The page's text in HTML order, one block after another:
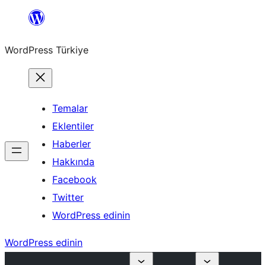
İçeriğe
WordPress Türkiye
Temalar
Eklentiler
Haberler
Hakkında
Facebook
Twitter
WordPress edinin
WordPress edinin